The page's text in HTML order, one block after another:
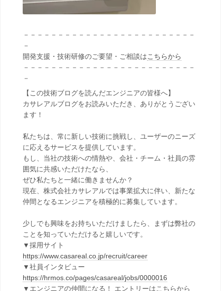
－－－－－－－－－－－－－－－－－－－－－－－－－
－
開発支援・技術研修のご要望・ご相談はこちらから
－－－－－－－－－－－－－－－－－－－－－－－－－
－
【この技術ブログを読んだエンジニアの皆様へ】
カサレアルブログをお読みいただき、ありがとうござい
ます！
私たちは、常に新しい技術に挑戦し、ユーザーのニーズ
に応えるサービスを提供しています。
もし、当社の技術への情熱や、会社・チーム・社員の雰
囲気に共感いただけたなら、
ぜひ私たちと一緒に働きませんか？
現在、株式会社カサレアルでは事業拡大に伴い、新たな
仲間となるエンジニアを積極的に募集しています。
少しでも興味をお持ちいただけましたら、まずは弊社の
ことを知っていただけると嬉しいです。
▼採用サイト
https://www.casareal.co.jp/recruit/career
▼社員インタビュー
https://hrmos.co/pages/casareal/jobs/0000016
▼エンジニアの仲間になる！ エントリーはこちらから